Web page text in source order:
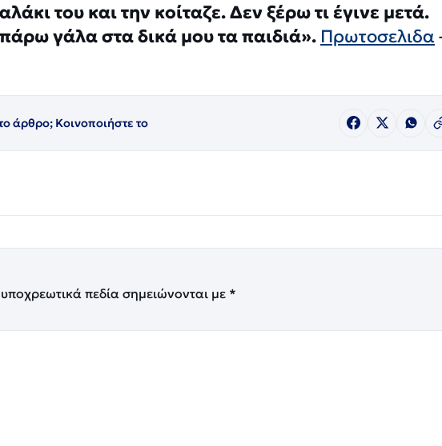
του και την κοίταζε. Δεν ξέρω τι έγινε μετά.
γάλα στα δικά μου τα παιδιά». Πρωτοσελιδα
άρθρο; Κοινοποιήστε το
πεδία σημειώνονται με *